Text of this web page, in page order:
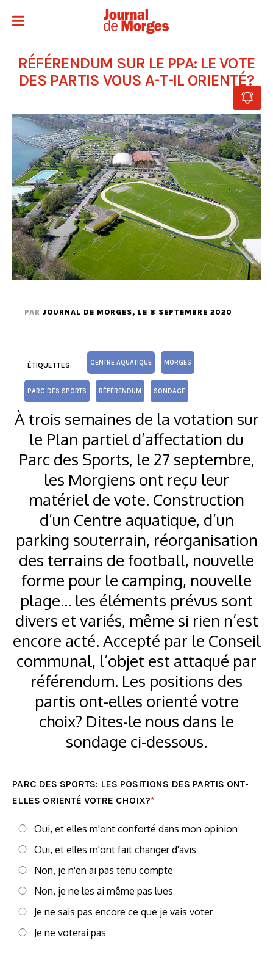
RÉFÉRENDUM SUR LE PPA: LE VOTE
DES PARTIS VOUS A-T-IL ORIENTÉ?
PAR JOURNAL DE MORGES, LE 8 SEPTEMBRE 2020
ÉTIQUETTES: CENTRE AQUATIQUE MORGES
PARC DES SPORTS RÉFÉRENDUM SONDAGE
À trois semaines de la votation sur
le Plan partiel d’affectation du
Parc des Sports, le 27 septembre,
les Morgiens ont reçu leur
matériel de vote. Construction
d’un Centre aquatique, d’un
parking souterrain, réorganisation
des terrains de football, nouvelle
forme pour le camping, nouvelle
plage… les éléments prévus sont
divers et variés, même si rien n’est
encore acté. Accepté par le Conseil
communal, l’objet est attaqué par
référendum. Les positions des
partis ont-elles orienté votre
choix? Dites-le nous dans le
sondage ci-dessous.
PARC DES SPORTS: LES POSITIONS DES PARTIS ONT-
ELLES ORIENTÉ VOTRE CHOIX?*
Oui, et elles m'ont conforté dans mon opinion
Oui, et elles m'ont fait changer d'avis
Non, je n'en ai pas tenu compte
Non, je ne les ai même pas lues
Je ne sais pas encore ce que je vais voter
Je ne voterai pas